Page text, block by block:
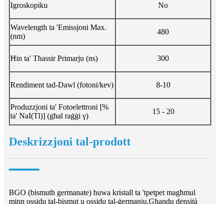
Igroskopiku No
Wavelength ta 'Emissjoni Max.
(nm)
480
Ħin ta' Tħassir Primarju (ns) 300
Rendiment tad-Dawl (fotoni/kev) 8-10
Produzzjoni ta' Fotoelettroni [%
ta' NaI(Tl)] (għal raġġi γ)
15 - 20
Deskrizzjoni tal-prodott
BGO (bismuth germanate) huwa kristall ta 'tpetpet magħmul
minn ossidu tal-bismut u ossidu tal-ġermanju.Għandu densità